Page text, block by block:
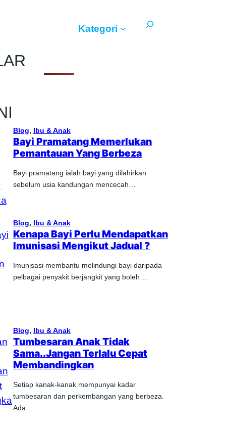
Kategori
Blog, Ibu & Anak
Bayi Pramatang Memerlukan
Pemantauan Yang Berbeza
Bayi pramatang ialah bayi yang dilahirkan
sebelum usia kandungan mencecah…
Blog, Ibu & Anak
Kenapa Bayi Perlu Mendapatkan
Imunisasi Mengikut Jadual ?
Imunisasi membantu melindungi bayi daripada
pelbagai penyakit berjangkit yang boleh…
Blog, Ibu & Anak
Tumbesaran Anak Tidak
Sama..Jangan Terlalu Cepat
Membandingkan
Setiap kanak-kanak mempunyai kadar
tumbesaran dan perkembangan yang berbeza.
Ada…